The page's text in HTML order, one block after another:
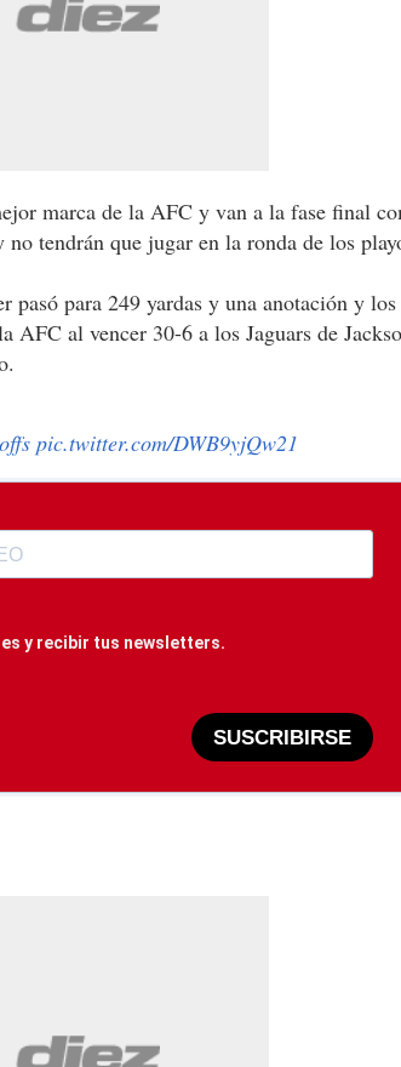
marca de la AFC y van a la fase final
tendrán que jugar en la ronda de los
pasó para 249 yardas y una anotación y los
AFC al vencer 30-6 a los Jaguars de
pic.twitter.com/DWB9yjQw21
y recibir tus newsletters.
SUSCRIBIRSE